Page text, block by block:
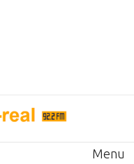
Menu